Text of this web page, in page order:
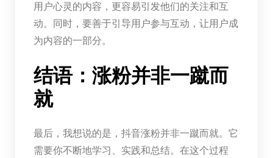
用户心灵的内容，更容易引发他们的关注和互
动。同时，要善于引导用户参与互动，让用户成
为内容的一部分。
结语：涨粉并非一蹴而
就
最后，我想说的是，抖音涨粉并非一蹴而就。它
需要你不断地学习、实践和总结。在这个过程